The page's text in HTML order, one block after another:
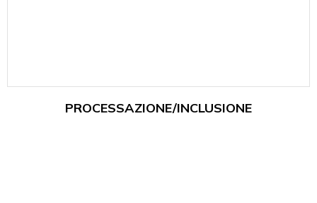
PROCESSAZIONE/INCLUSIONE